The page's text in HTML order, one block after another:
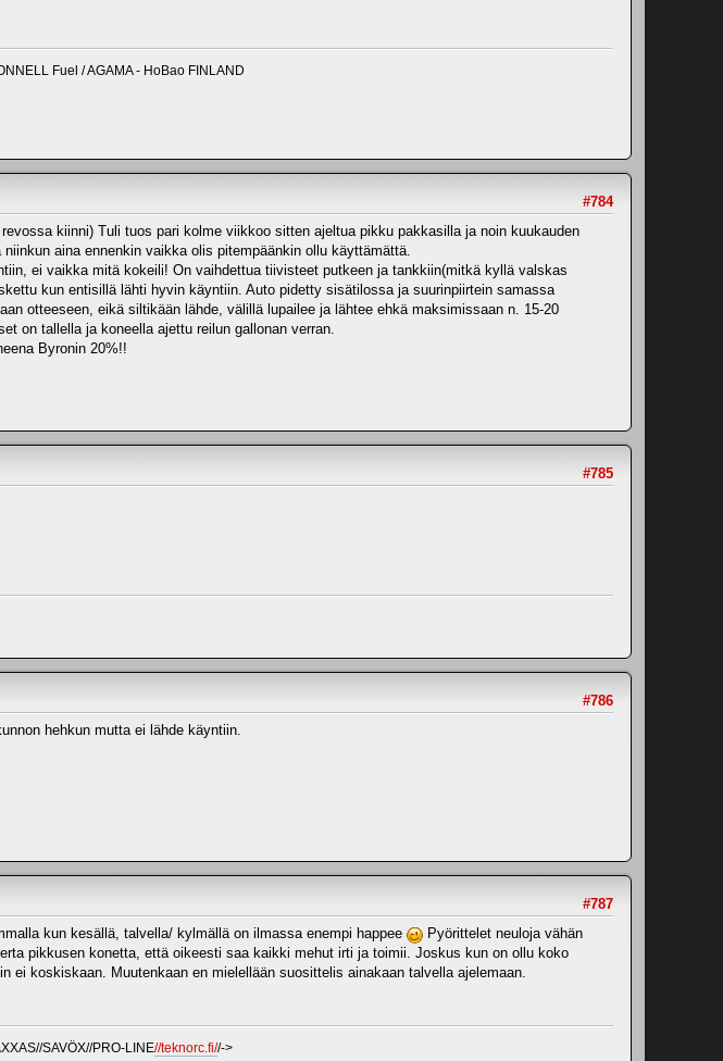
Fuel / AGAMA - HoBao FINLAND
#784
kiinni) Tuli tuos pari kolme viikkoo sitten ajeltua pikku pakkasilla ja noin kuukauden
aina ennenkin vaikka olis pitempäänkin ollu käyttämättä.
ei vaikka mitä kokeili! On vaihdettua tiivisteet putkeen ja tankkiin(mitkä kyllä valskas
kun entisillä lähti hyvin käyntiin. Auto pidetty sisätilossa ja suurinpiirtein samassa
otteeseen, eikä siltikään lähde, välillä lupailee ja lähtee ehkä maksimissaan n. 15-20
on tallella ja koneella ajettu reilun gallonan verran.
Byronin 20%!!
#785
#786
hehkun mutta ei lähde käyntiin.
#787
kun kesällä, talvella/ kylmällä on ilmassa enempi happee
Pyörittelet neuloja vähän
pikkusen konetta, että oikeesti saa kaikki mehut irti ja toimii. Joskus kun on ollu koko
ei koskiskaan. Muutenkaan en mielellään suosittelis ainakaan talvella ajelemaan.
SAVÖX//PRO-LINE//teknorc.fi//->